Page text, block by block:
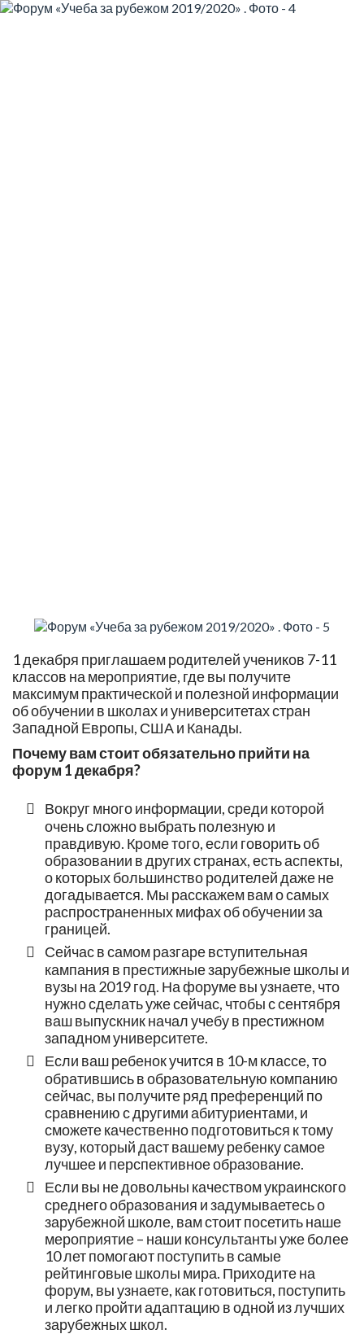
1 декабря приглашаем родителей учеников 7-11
классов на мероприятие, где вы получите
максимум практической и полезной информации
об обучении в школах и университетах стран
Западной Европы, США и Канады.
Почему вам стоит обязательно прийти на
форум 1 декабря?
Вокруг много информации, среди которой
очень сложно выбрать полезную и
правдивую. Кроме того, если говорить об
образовании в других странах, есть аспекты,
о которых большинство родителей даже не
догадывается. Мы расскажем вам о самых
распространенных мифах об обучении за
границей.
Сейчас в самом разгаре вступительная
кампания в престижные зарубежные школы и
вузы на 2019 год. На форуме вы узнаете, что
нужно сделать уже сейчас, чтобы с сентября
ваш выпускник начал учебу в престижном
западном университете.
Если ваш ребенок учится в 10-м классе, то
обратившись в образовательную компанию
сейчас, вы получите ряд преференций по
сравнению с другими абитуриентами, и
сможете качественно подготовиться к тому
вузу, который даст вашему ребенку самое
лучшее и перспективное образование.
Если вы не довольны качеством украинского
среднего образования и задумываетесь о
зарубежной школе, вам стоит посетить наше
мероприятие – наши консультанты уже более
10 лет помогают поступить в самые
рейтинговые школы мира. Приходите на
форум, вы узнаете, как готовиться, поступить
и легко пройти адаптацию в одной из лучших
зарубежных школ.